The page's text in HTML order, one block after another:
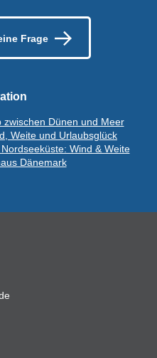
Frage
Dünen und Meer
Weite und Urlaubsglück
Wind & Weite
Dänemark